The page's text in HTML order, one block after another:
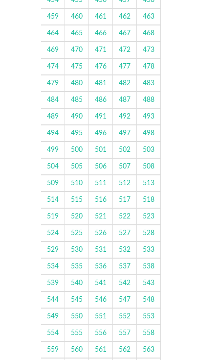
459 460 461 462 463
464 465 466 467 468
469 470 471 472 473
474 475 476 477 478
479 480 481 482 483
484 485 486 487 488
489 490 491 492 493
494 495 496 497 498
499 500 501 502 503
504 505 506 507 508
509 510 511 512 513
514 515 516 517 518
519 520 521 522 523
524 525 526 527 528
529 530 531 532 533
534 535 536 537 538
539 540 541 542 543
544 545 546 547 548
549 550 551 552 553
554 555 556 557 558
559 560 561 562 563